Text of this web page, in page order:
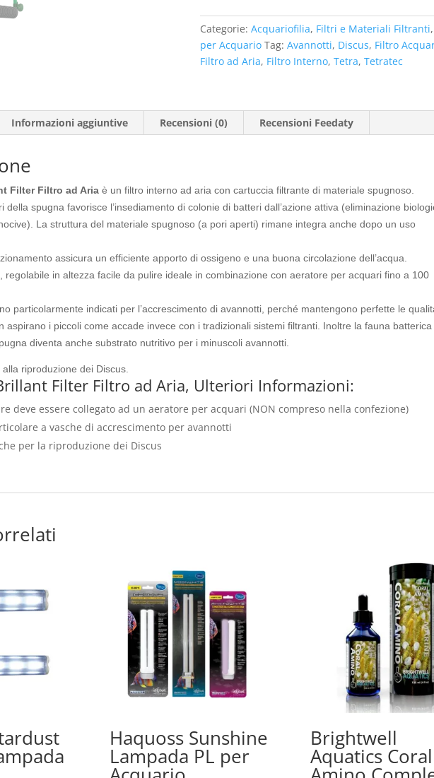
quantità
Categorie:Acquariofilia, Filtri e Materiali Filtranti,
per Acquario Tag:Avannotti, Discus, Filtro
Filtro ad Aria, Filtro Interno,Tetra,Tetratec
Informazioni aggiuntive Recensioni (0) Recensioni Feedaty
Filter Filtro ad Aria è un filtro interno ad aria con cartuccia filtrante di materiale spugnoso.
della spugna favorisce l’insediamento di colonie di batteri dall’azione attiva (eliminazione
La struttura del materiale spugnoso (a pori aperti) rimane integra anche dopo un uso
assicura un efficiente apporto di ossigeno e una buona circolazione dell’acqua.
regolabile in altezza facile da pulire ideale in combinazione con aeratore per acquari fino a 100
particolarmente indicati per l’accrescimento di avannotti, perché mantengono perfette le
aspirano i piccoli come accade invece con i tradizionali sistemi filtranti. Inoltre la fauna batterica
diventa anche substrato nutritivo per i minuscoli avannotti.
alla riproduzione dei Discus.
Filter Filtro ad Aria, Ulteriori Informazioni:
deve essere collegato ad un aeratore per acquari (NON compreso nella confezione)
a vasche di accrescimento per avannotti
per la riproduzione dei Discus
Haquoss Sunshine
Lampada PL per
Brightwell
Aquatics Coral